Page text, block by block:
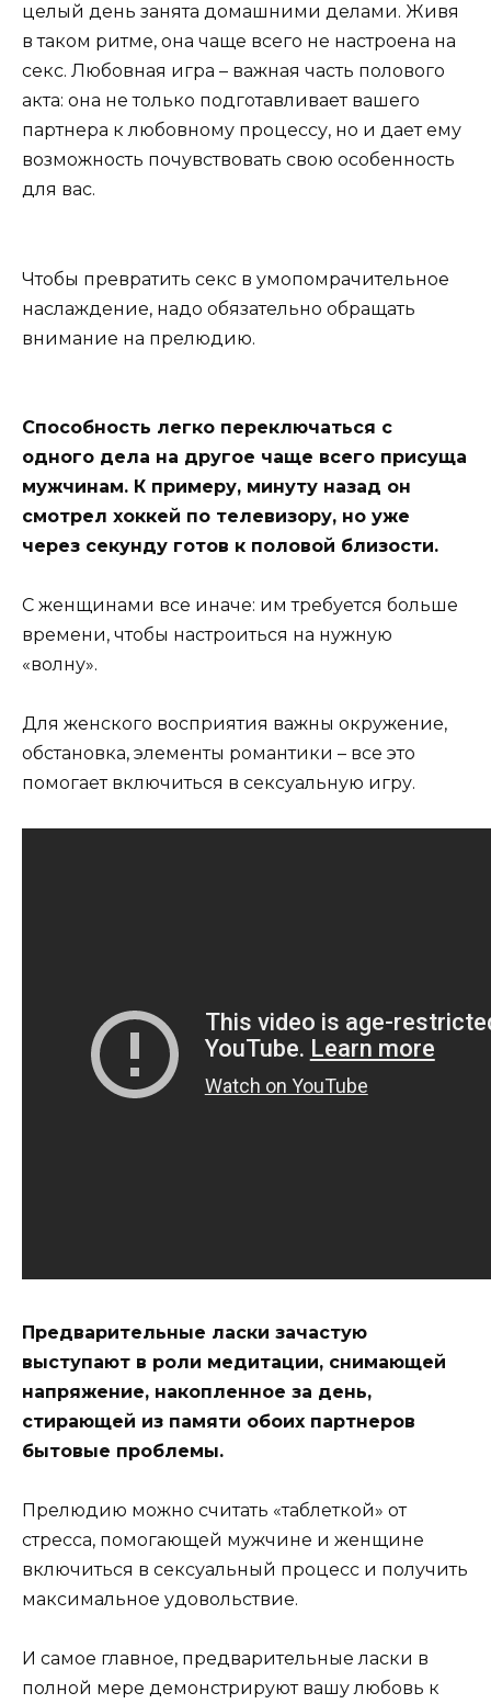
целый день занята домашними делами. Живя
в таком ритме, она чаще всего не настроена на
секс. Любовная игра – важная часть полового
акта: она не только подготавливает вашего
партнера к любовному процессу, но и дает ему
возможность почувствовать свою особенность
для вас.
Чтобы превратить секс в умопомрачительное
наслаждение, надо обязательно обращать
внимание на прелюдию.
Способность легко переключаться с
одного дела на другое чаще всего присуща
мужчинам. К примеру, минуту назад он
смотрел хоккей по телевизору, но уже
через секунду готов к половой близости.
С женщинами все иначе: им требуется больше
времени, чтобы настроиться на нужную
«волну».
Для женского восприятия важны окружение,
обстановка, элементы романтики – все это
помогает включиться в сексуальную игру.
Предварительные ласки зачастую
выступают в роли медитации, снимающей
напряжение, накопленное за день,
стирающей из памяти обоих партнеров
бытовые проблемы.
Прелюдию можно считать «таблеткой» от
стресса, помогающей мужчине и женщине
включиться в сексуальный процесс и получить
максимальное удовольствие.
И самое главное, предварительные ласки в
полной мере демонстрируют вашу любовь к